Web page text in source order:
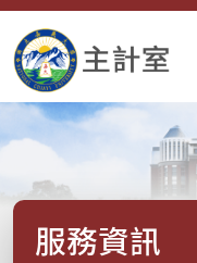
服務資訊